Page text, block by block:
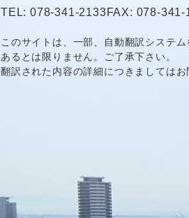
TEL: 078-341-2133FAX: 078-341-
このサイトは、一部、自動翻訳システ
あるとは限りません。ご了承下さい。
翻訳された内容の詳細につきましてはお